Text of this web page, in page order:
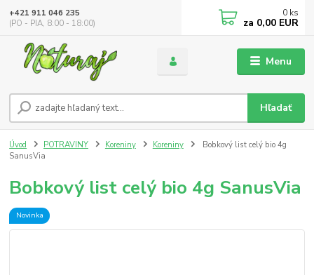
Menu
Hľadať
+421 911 046 235
(PO - PIA, 8:00 - 18:00)
0 ks
za 0,00 EUR
Úvod POTRAVINY Koreniny Koreniny
Bobkový list celý bio 4g
SanusVia
Bobkový list celý bio 4g SanusVia
Novinka